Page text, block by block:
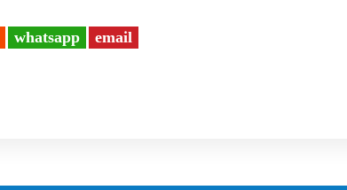
whatsapp email